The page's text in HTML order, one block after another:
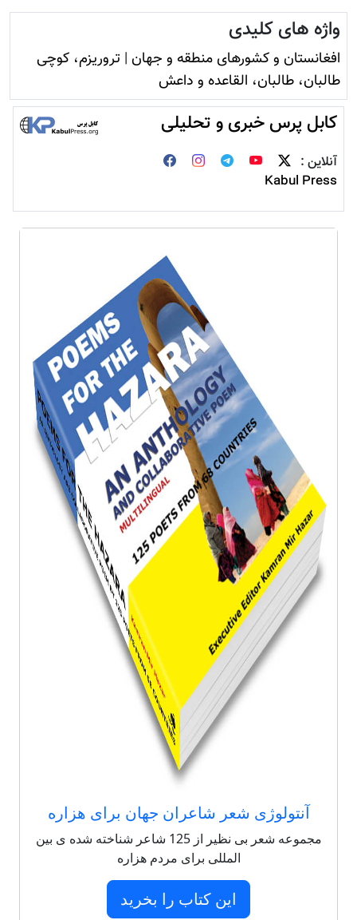
واژه های کلیدی
افغانستان و کشورهای منطقه و جهان | تروريزم، کوچی
طالبان، طالبان، القاعده و داعش
کابل پرس خبری و تحلیلی
آنلاین :
Kabul Press
آنتولوژی شعر شاعران جهان برای هزاره
مجموعه شعر بی نظیر از 125 شاعر شناخته شده ی بین
المللی برای مردم هزاره
این کتاب را بخرید